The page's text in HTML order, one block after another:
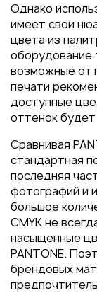
Однако
имеет свои
цвета из
оборудование
возможные
печати
доступные
оттенок
Сравнивая
стандартная
последняя
фотографий и
большое
CMYK не
насыщенные
PANTONE.
брендовых